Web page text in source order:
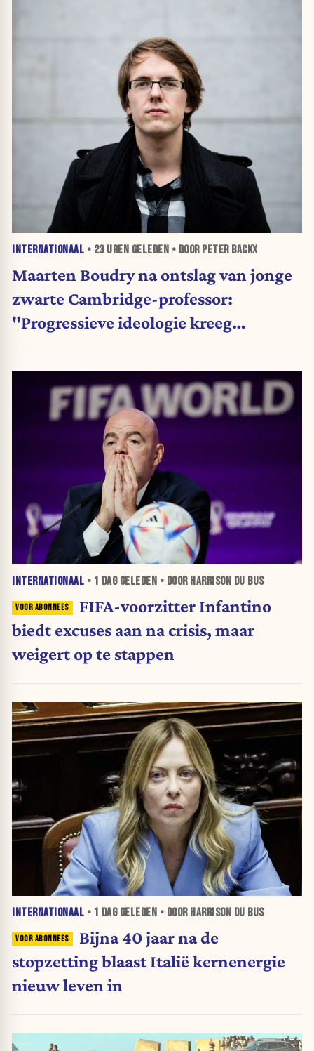
INTERNATIONAAL • 23 UREN GELEDEN • DOOR PETER BACKX
Maarten Boudry na ontslag van jonge
zwarte Cambridge-professor:
"Progressieve ideologie kreeg
INTERNATIONAAL • 1 DAGGELEDEN • DOOR HARRISON DU BUS
FIFA-voorzitter Infantino
biedt excuses aan na crisis, maar
weigert op te stappen
INTERNATIONAAL • 1 DAGGELEDEN • DOOR HARRISON DU BUS
Bijna 40 jaar na de
stopzetting blaast Italië kernenergie
nieuw leven in